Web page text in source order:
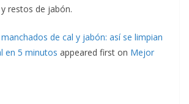
restos de jabón.
de cal y jabón: así se limpian
en 5 minutos appeared first on Mejor